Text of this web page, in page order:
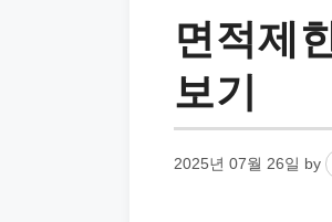
면적제
보기
2025년 07월 26일 by